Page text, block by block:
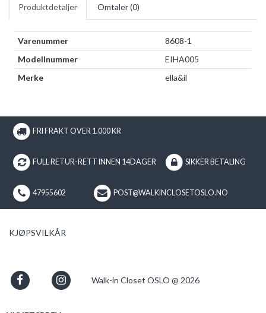
Produktdetaljer Omtaler (0)
Varenummer
8608-1
Modellnummer
EIHA005
Merke
ella&il
FRI FRAKT OVER 1.000 KR
FULL RETUR-RETT INNEN 14DAGER SIKKER BETALING
47955602 POST@WALKINCLOSETOSLO.NO
KJØPSVILKÅR
Walk-in Closet OSLO @ 2026